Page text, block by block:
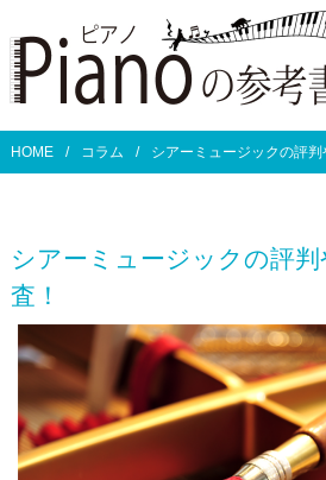
HOME コラム シアーミュージックの評判
シアーミュージックの評
査！